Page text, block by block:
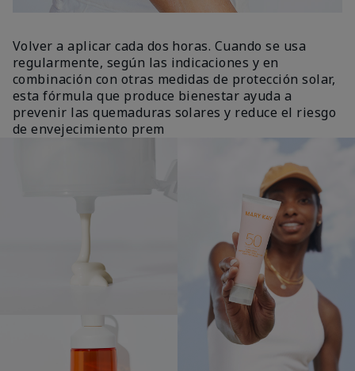
Volver a aplicar cada dos horas. Cuando se usa
regularmente, según las indicaciones y en
combinación con otras medidas de protección solar,
esta fórmula que produce bienestar ayuda a
prevenir las quemaduras solares y reduce el riesgo
de envejecimiento prem